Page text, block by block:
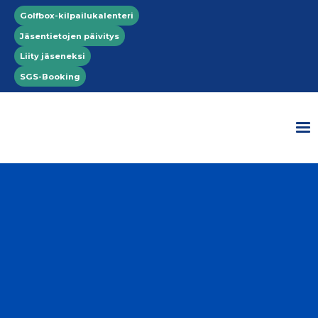
Hyppää pääsisältöön
Top menu
Golfbox-kilpailukalenteri
Jäsentietojen päivitys
Liity jäseneksi
SGS-Booking